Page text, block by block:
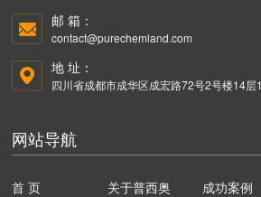
邮 箱：
contact@purechemland.com
地 址：
四川省成都市成华区成宏路72号2号楼14层
网站导航
首 页 关于普西奥 成功案例